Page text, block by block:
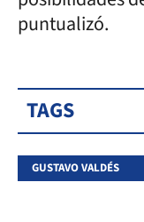
puntualizó.
TAGS
GUSTAVO VALDÉS